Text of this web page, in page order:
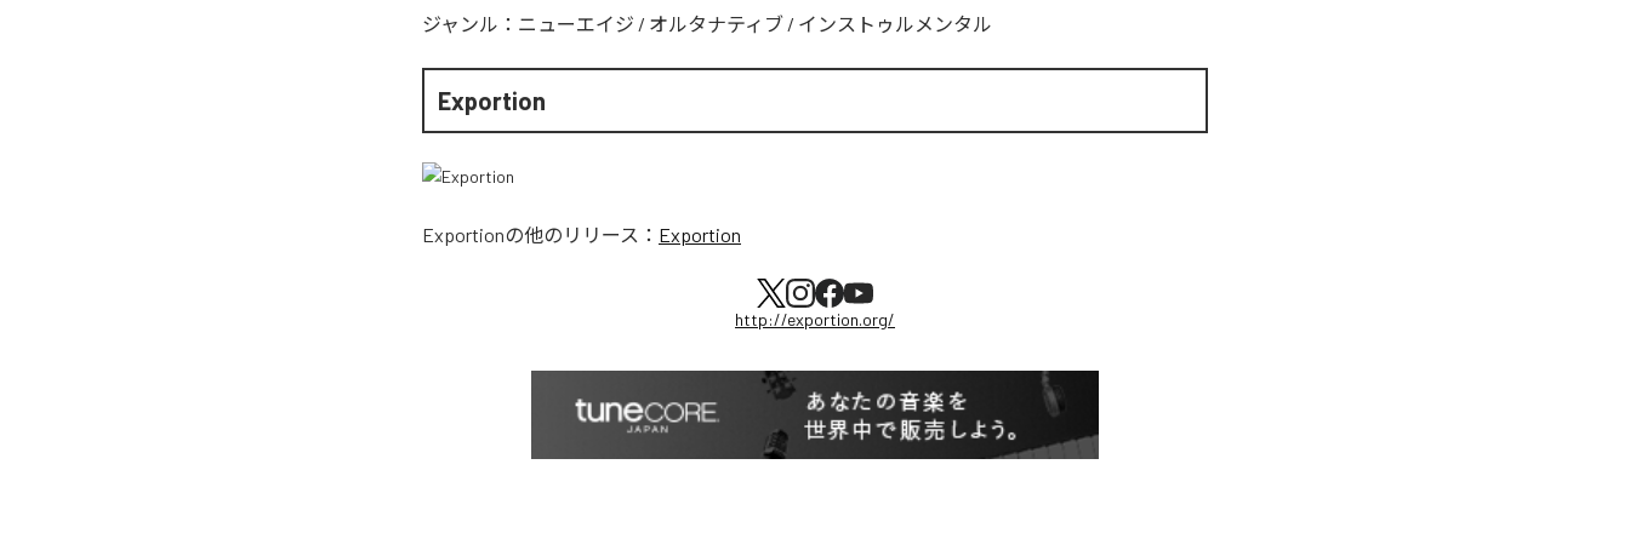
ジャンル： ニューエイジ / オルタナティブ / インストゥルメンタル
Exportion
Exportionの他のリリース： Exportion
http://exportion.org/